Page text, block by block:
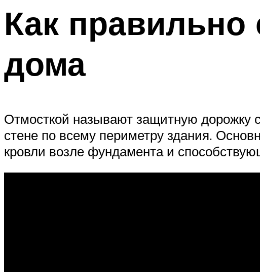
Как правильно
дома
Отмосткой называют защитную
стене по всему периметру здания.
кровли возле фундамента и